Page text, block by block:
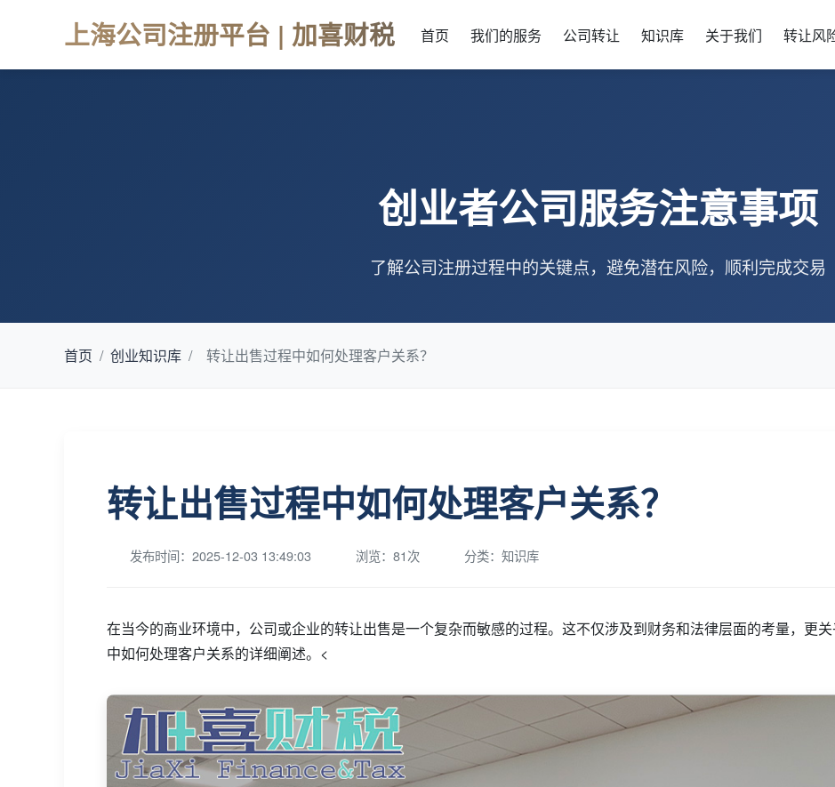
上海公司注册平台 | 加喜财税 首页 我们的服务 公司转让 知识库 关于我们 转让风
创业者公司服务注意事项
了解公司注册过程中的关键点，避免潜在风险，顺利完成交易
首页 / 创业知识库 / 转让出售过程中如何处理客户关系？
转让出售过程中如何处理客户关系？
发布时间：2025-12-03 13:49:03 浏览：81次 分类：知识库
在当今的商业环境中，公司或企业的转让出售是一个复杂而敏感的过程。这不仅涉及到财务和法律层面的考量，更
中如何处理客户关系的详细阐述。<